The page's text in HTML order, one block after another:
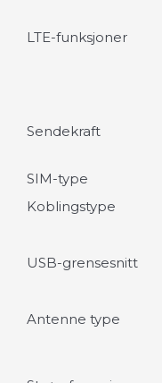
LTE-funksjoner
Sendekraft
SIM-type
Koblingstype
USB-grensesnitt
Antenne type